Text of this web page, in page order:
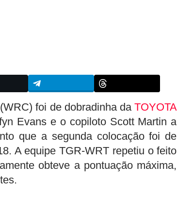
foi de dobradinha daTOYOTA
Evans e o copiloto Scott Martin a
que a segunda colocação foi de
A equipe TGR-WRT repetiu o feito
obteve a pontuação máxima,